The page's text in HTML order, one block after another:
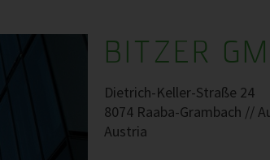
BITZER
Dietrich-Keller-Straße 24
8074 Raaba-Grambach //
Austria